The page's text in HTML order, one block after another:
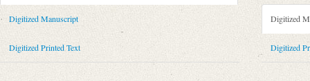
Sender: August Wilhelm von Schlegel
Recipient: Christian Gottlob Heyne
Place of Dispatch: Amsterdam
Place of Destination: Göttingen
Digitized Manuscript
Digitized Printed Text
Digitized
Digitized